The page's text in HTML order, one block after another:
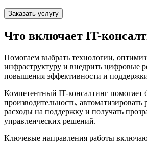
Заказать услугу
Что включает IT-
Помогаем выбрать технологии,
инфраструктуру и внедрить цифровые
повышения эффективности и поддержки
Компетентный IT-консалтинг помогает
производительность, автоматизировать
расходы на поддержку и получать
управленческих решений.
Ключевые направления работы